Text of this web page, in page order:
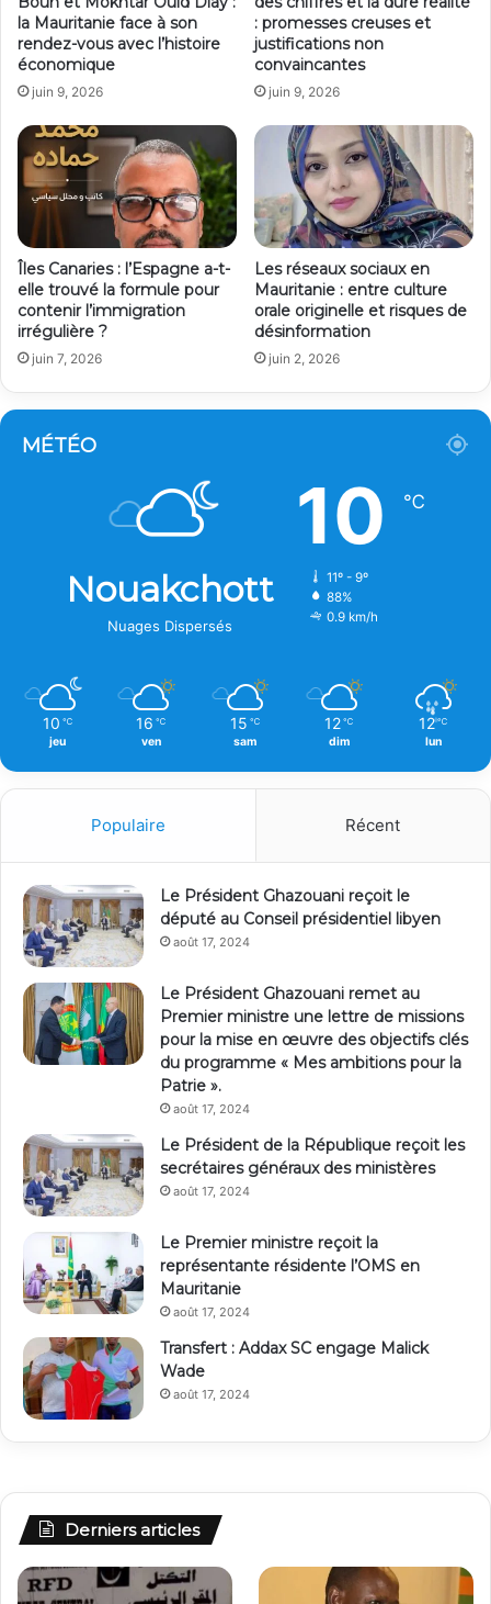
la Mauritanie face à son
rendez-vous avec l’histoire
économique
juin 9, 2026
: promesses creuses et
justifications non
convaincantes
juin 9, 2026
Îles Canaries : l’Espagne a-t-
elle trouvé la formule pour
contenir l’immigration
irrégulière ?
juin 7, 2026
Les réseaux sociaux en
Mauritanie : entre culture
orale originelle et risques de
désinformation
juin 2, 2026
MÉTÉO
Nouakchott
Nuages Dispersés
10 ℃
11º - 9º
88%
0.9 km/h
10 ℃
jeu
16 ℃
ven
15 ℃
sam
12 ℃
dim
12 ℃
lun
Populaire Récent
Le Président Ghazouani reçoit le
député au Conseil présidentiel libyen
août 17, 2024
Le Président Ghazouani remet au
Premier ministre une lettre de missions
pour la mise en œuvre des objectifs clés
du programme « Mes ambitions pour la
Patrie ».
août 17, 2024
Le Président de la République reçoit les
secrétaires généraux des ministères
août 17, 2024
Le Premier ministre reçoit la
représentante résidente l’OMS en
Mauritanie
août 17, 2024
Transfert : Addax SC engage Malick
Wade
août 17, 2024
Derniers articles